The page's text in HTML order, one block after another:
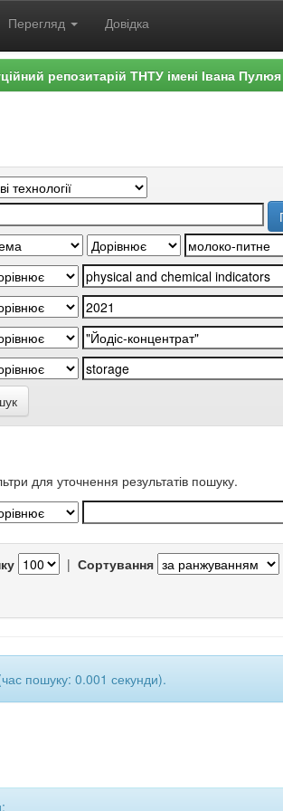
Перегляд Довідка
репозитарій ТНТУ імені Івана Пулюя
для уточнення результатів пошуку.
| Сортування
пошуку: 0.001 секунди).